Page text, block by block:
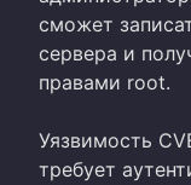
сможет
сервера и
правами root.
Уязвимость
требует